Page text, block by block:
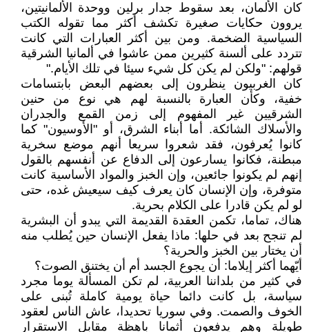
كان الألمان، بعد سقوط جدار برلين ووحدة الألمانيتين،
يروون حكايات صغيرة تكشف أكثر مما تقوله الكتب
السياسية الضخمة. ومن بين أكثر العبارات التي كانت
تتردد على ألسنة كثيرين ممن عاشوا في ألمانيا الشرقية
قولهم: "ولكن لم يكن كل شيء سيئا في تلك الأيام."
كان الغربيون ينظرون إلى بعضهم البعض بابتسامات
خفية، وكأن العبارة بالنسبة لهم هي نوع من حنين
الشرقيين غير المفهوم إلى زمن القمع والجدران
والأسلاك الشائكة. أما أبناء الشرق، أو "الأوسيون" كما
كانوا يُعرفون، فقد شعروا سريعا أنهم موضع سخرية
مبطنة، فكانوا يسارعون إلى الدفاع عن أنفسهم بالقول
إنهم لم يكونوا جائعين، وإن الخبز والمواد الأساسية كانت
متوفرة، وإن الإنسان كان يعرف كيف سيعيش غده، حتى
لو لم يكن قادرا على الكلام بحرية.
هناك، تماما، تكمن العقدة القديمة التي يبدو أن البشرية
لم تنجح بعد في حلها: ماذا يفعل الإنسان حين يُطلب منه
أن يختار بين الخبز والحرية؟
أيّهما أكثر إيلاما: أن يجوع الجسد أم أن يختنق الصوت؟
في كثير من بلداننا العربية، لم تكن المسألة يوما مجرد
سياسة، بل كانت دائما حياة يومية كاملة تُبنى على
الخوف والصمت. وفي سوريا تحديدا، عاش الناس لعقود
طويلة وهم يدفعون أثمانا باهظة مقابل الاستقرار